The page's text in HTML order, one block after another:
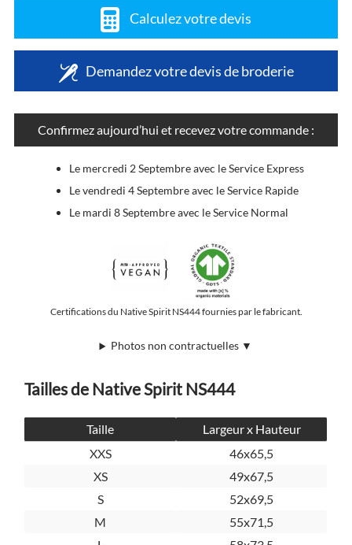
Calculez votre devis
Demandez votre devis de broderie
Confirmez aujourd’hui et recevez votre commande :
Le mercredi 2 Septembre avec le Service Express
Le vendredi 4 Septembre avec le Service Rapide
Le mardi 8 Septembre avec le Service Normal
Certifications du Native Spirit NS444 fournies par le fabricant.
Photos non contractuelles ▼
Tailles de Native Spirit NS444
Taille
Largeur x Hauteur
XXS
46x65,5
XS
49x67,5
S
52x69,5
M
55x71,5